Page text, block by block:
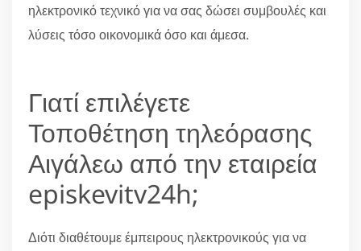
ηλεκτρονικό τεχνικό για να σας δώσει συμβουλές και
λύσεις τόσο οικονομικά όσο και άμεσα.
Γιατί επιλέγετε
Τοποθέτηση τηλεόρασης
Αιγάλεω από την εταιρεία
episkevitv24h;
Διότι διαθέτουμε έμπειρους ηλεκτρονικούς για να